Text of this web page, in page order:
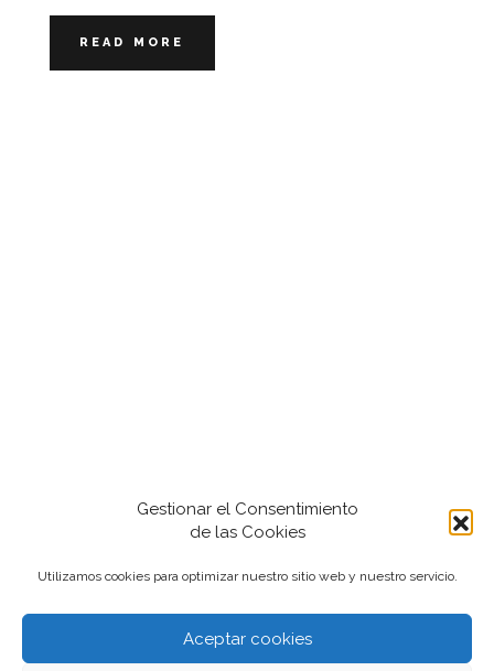
Gestionar el Consentimiento
de las Cookies
Utilizamos cookies para optimizar nuestro sitio web y nuestro servicio.
Aceptar cookies
READ MORE